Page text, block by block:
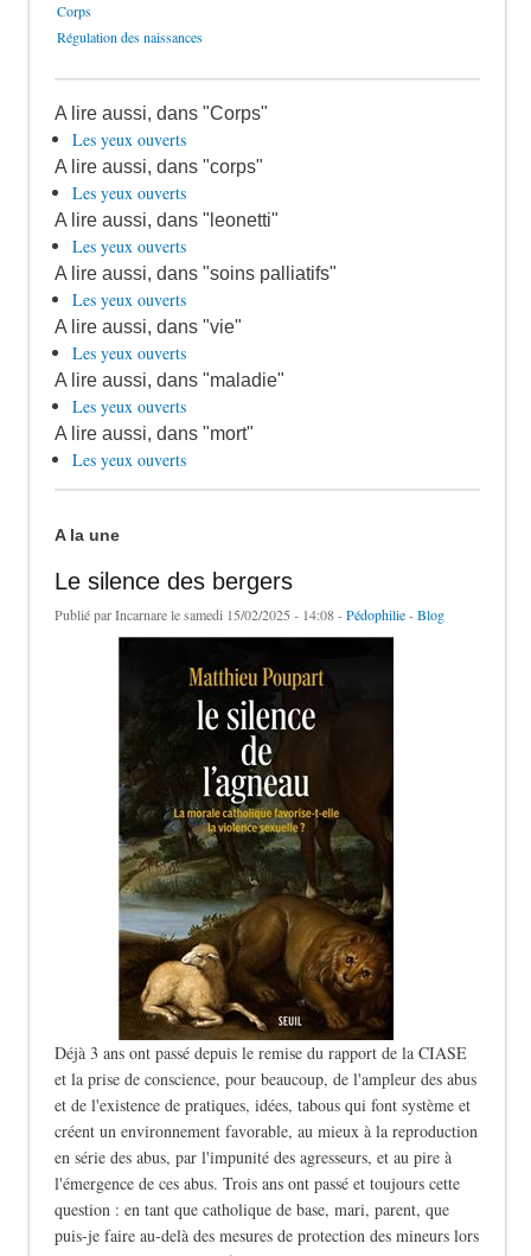
Corps
Régulation des naissances
A lire aussi, dans "Corps"
Les yeux ouverts
A lire aussi, dans "corps"
Les yeux ouverts
A lire aussi, dans "leonetti"
Les yeux ouverts
A lire aussi, dans "soins palliatifs"
Les yeux ouverts
A lire aussi, dans "vie"
Les yeux ouverts
A lire aussi, dans "maladie"
Les yeux ouverts
A lire aussi, dans "mort"
Les yeux ouverts
A la une
Le silence des bergers
Publié parIncarnarele samedi 15/02/2025 - 14:08 -Pédophilie-Blog
Déjà 3 ans ont passé depuis le remise du rapport de la CIASE
et la prise de conscience, pour beaucoup, de l'ampleur des abus
et de l'existence de pratiques, idées, tabous qui font système et
créent un environnement favorable, au mieux à la reproduction
en série des abus, par l'impunité des agresseurs, et au pire à
l'émergence de ces abus. Trois ans ont passé et toujours cette
question : en tant que catholique de base, mari, parent, que
puis-je faire au-delà des mesures de protection des mineurs lors